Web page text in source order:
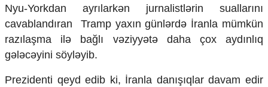
Yüksəliş hekayəsi
Mədəniyyətimizin Zəfəri
Zəfər Diasporu
Səhiyyə
Ailə və uşaq
Nyu-Yorkdan ayrılarkən jurnalistlərin suallarını
cavablandıran Tramp yaxın günlərdə İranla mümkün
razılaşma ilə bağlı vəziyyətə daha çox aydınlıq
gələcəyini söyləyib.
Prezidenti qeyd edib ki, İranla danışıqlar davam edir